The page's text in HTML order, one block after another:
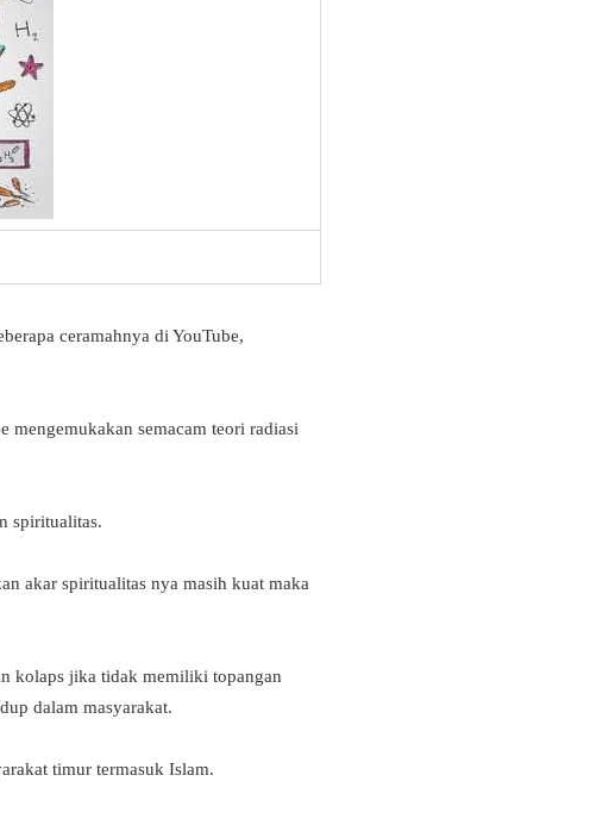
ceramahnya di YouTube,
mengemukakan semacam teori radiasi
spiritualitas.
akar spiritualitas nya masih kuat maka
kolaps jika tidak memiliki topangan
dalam masyarakat.
timur termasuk Islam.